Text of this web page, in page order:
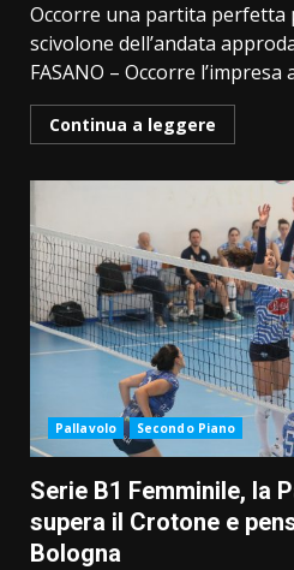
Occorre una partita perfetta
scivolone dell’andata
FASANO – Occorre l’impresa
Continua a leggere
Pallavolo Secondo Piano
Serie B1 Femminile, la
supera il Crotone e
Bologna